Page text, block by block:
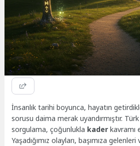
İnsanlık tarihi boyunca, hayatın
sorusu daima merak uyandırmıştır.
sorgulama, çoğunlukla kader kavramı
Yaşadığımız olayları, başımıza gelenleri